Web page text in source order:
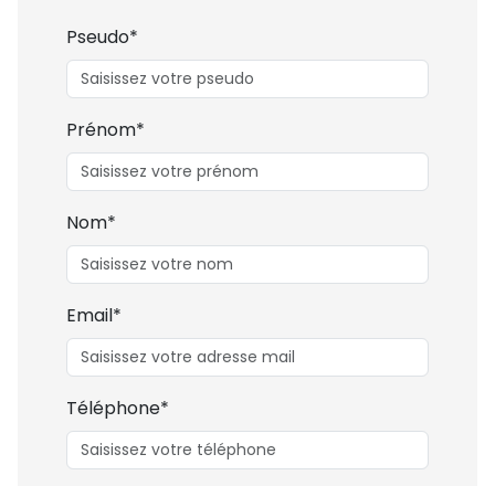
Pseudo*
Prénom*
Nom*
Email*
Téléphone*